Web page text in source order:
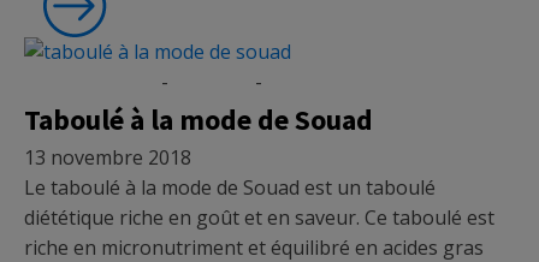
- -
Taboulé à la mode de Souad
13 novembre 2018
Le taboulé à la mode de Souad est un taboulé
diététique riche en goût et en saveur. Ce taboulé est
riche en micronutriment et équilibré en acides gras